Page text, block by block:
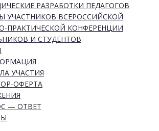
РАЗРАБОТКИ ПЕДАГОГОВ
УЧАСТНИКОВ ВСЕРОССИЙСКОЙ
ПРАКТИЧЕСКОЙ КОНФЕРЕНЦИИ
И СТУДЕНТОВ
УЧАСТИЯ
ОФЕРТА
— ОТВЕТ